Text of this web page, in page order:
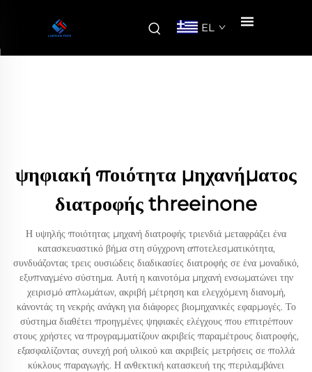
EL
ψηφιακή ποιότητα μηχανήματος
διατροφής threeinone
Η υψηλής ποιότητας μηχανή διατροφής τριενδιά μεταφράζει ένα
κατασκευαστικό βήμα στη σύγχρονη αποτελεσματικότητα,
συνδυάζοντας τρεις ουσιώδεις διαδικασίες διατροφής σε ένα μοναδικό,
εξυπναγμένο σύστημα. Αυτή η καινοτόμα μηχανή ενσωματώνει την
χειρισμό απλωμάτων, ακριβή μέτρηση και ελεγχόμενη διανομή,
κάνοντάς τη νεκρής ανάγκη για διάφορες βιομηχανικές εφαρμογές. Το
σύστημα διαθέτει προηγμένες ψηφιακές ελέγχους που επιτρέπουν
στους χρήστες να προγραμματίζουν ακριβείς παραμέτρους διατροφής,
εξασφαλίζοντας συνεχή ροή υλικού και ακριβείς μετρήσεις σε πολλά
κύκλους παραγωγής. Η ανθεκτική κατασκευή της περιλαμβάνει